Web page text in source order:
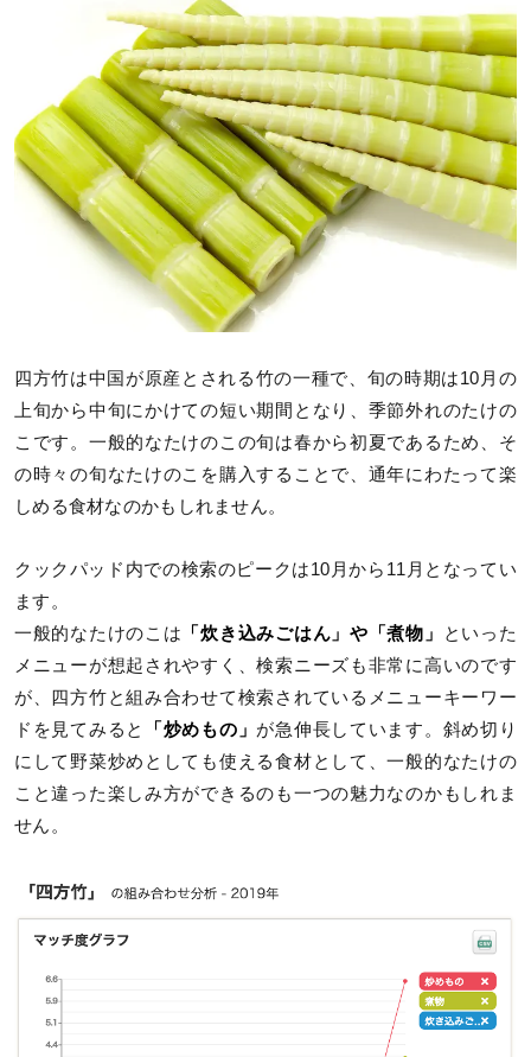
四方竹は中国が原産とされる竹の一種で、旬の時期は10月の
上旬から中旬にかけての短い期間となり、季節外れのたけの
こです。一般的なたけのこの旬は春から初夏であるため、そ
の時々の旬なたけのこを購入することで、通年にわたって楽
しめる食材なのかもしれません。
クックパッド内での検索のピークは10月から11月となってい
ます。
一般的なたけのこは 「炊き込みごはん」や「煮物」
といった
メニューが想起されやすく、検索ニーズも非常に高いのです
が、四方竹と組み合わせて検索されているメニューキーワー
ドを見てみると
「炒めもの」 が急伸長しています。斜め切り
にして野菜炒めとしても使える食材として、一般的なたけの
こと違った楽しみ方ができるのも一つの魅力なのかもしれま
せん。